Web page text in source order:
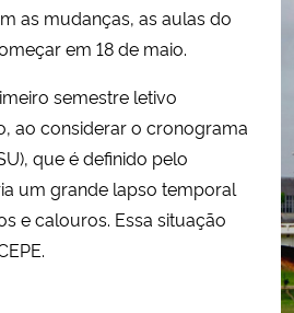
as mudanças, as aulas do
em 18 de maio.
semestre letivo
ao considerar o cronograma
que é definido pelo
um grande lapso temporal
e calouros. Essa situação